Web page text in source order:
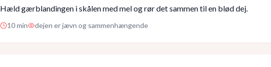
Hæld gærblandingen i skålen med mel og rør det sammen til en blød dej.
10min dejen er jævn og sammenhængende